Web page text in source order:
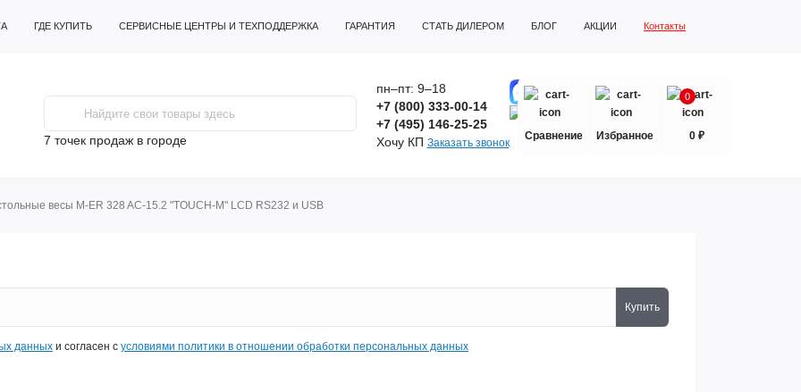
ГДЕ КУПИТЬ СЕРВИСНЫЕ ЦЕНТРЫ И ТЕХПОДДЕРЖКА ГАРАНТИЯ СТАТЬ ДИЛЕРОМ БЛОГ АКЦИИ Контакты
7 точек продаж в городе
пн–пт: 9–18
+7 (800) 333-00-14
+7 (495) 146-25-25
Хочу КП Заказать звонок
Сравнение Избранное
0
0 ₽
весы M-ER 328 AC-15.2 "TOUCH-M" LCD RS232 и USB
Купить
данных и согласен с условиями политики в отношении обработки персональных данных